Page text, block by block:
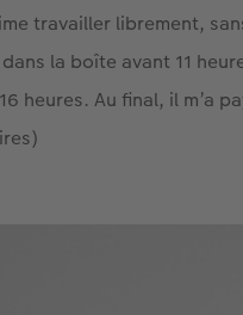
travailler librement,
la boîte avant 11
heures. Au final, il m’a